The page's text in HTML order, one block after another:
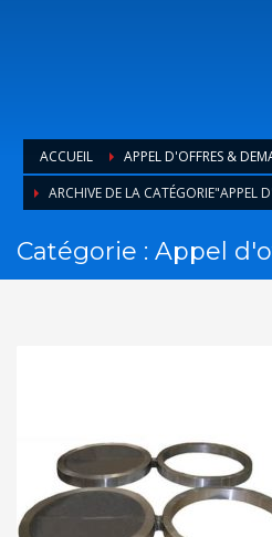
ACCUEIL
APPEL D'OFFRES &
ARCHIVE DE LA CATÉGORIE"APPEL
Catégorie : Appel